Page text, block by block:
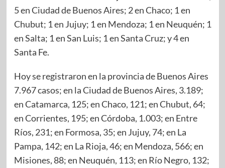
5 en Ciudad de Buenos Aires; 2 en Chaco; 1 en
Chubut; 1 en Jujuy; 1 en Mendoza; 1 en Neuquén; 1
en Salta; 1 en San Luis; 1 en Santa Cruz; y 4 en
Santa Fe.
Hoy se registraron en la provincia de Buenos Aires
7.967 casos; en la Ciudad de Buenos Aires, 3.189;
en Catamarca, 125; en Chaco, 121; en Chubut, 64;
en Corrientes, 195; en Córdoba, 1.003; en Entre
Ríos, 231; en Formosa, 35; en Jujuy, 74; en La
Pampa, 142; en La Rioja, 46; en Mendoza, 566; en
Misiones, 88; en Neuquén, 113; en Río Negro, 132;